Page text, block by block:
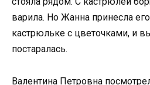
варила. Но Жанна принесла
кастрюльке с цветочками, и
постаралась.
Валентина Петровна